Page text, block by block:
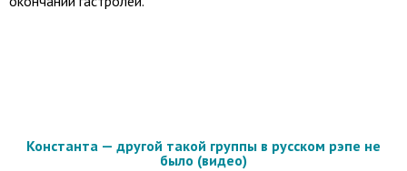
Константа — другой такой группы в русском рэпе не
было (видео)